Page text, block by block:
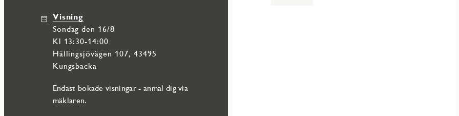
Visning
söndag den 16/8
Kl 13:30-14:00
Hällingsjövägen 107, 43495
Kungsbacka
Endast bokade visningar - anmäl dig via
mäklaren.